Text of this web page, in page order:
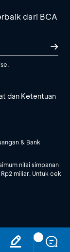
dari BCA
dan Ketentuan
& Bank
nilai simpanan
miliar. Untuk cek